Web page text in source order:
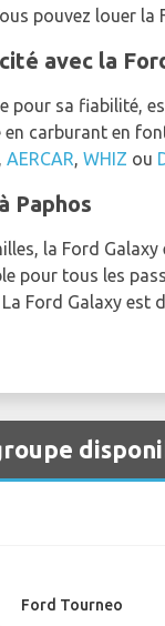
pouvez louer la
avec la
pour sa fiabilité,
carburant en
AERCAR, WHIZ ou
Paphos
la Ford
pour tous les
Ford Galaxy est
Ford Tourneo